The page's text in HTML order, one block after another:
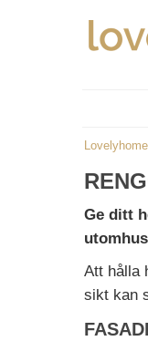
Ge ditt
Att hålla
sikt kan